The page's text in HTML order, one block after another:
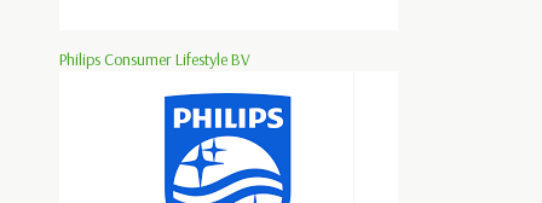
Philips Consumer Lifestyle BV